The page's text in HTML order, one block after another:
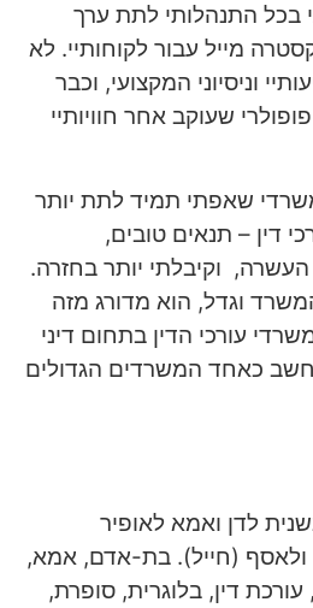
התנהלותי לתת ערך
מייל עבור לקוחותיי. לא
וניסיוני המקצועי, וכבר
שעוקב אחר חוויותיי
שאפתי תמיד לתת יותר
דין – תנאים טובים,
העשרה, וקיבלתי יותר בחזרה.
וגדל, הוא מדורג מזה
עורכי הדין בתחום דיני
כאחד המשרדים הגדולים
בשנית לדן ואמא לאופיר
(חייל). בת-אדם, אמא,
דין, בלוגרית, סופרת,